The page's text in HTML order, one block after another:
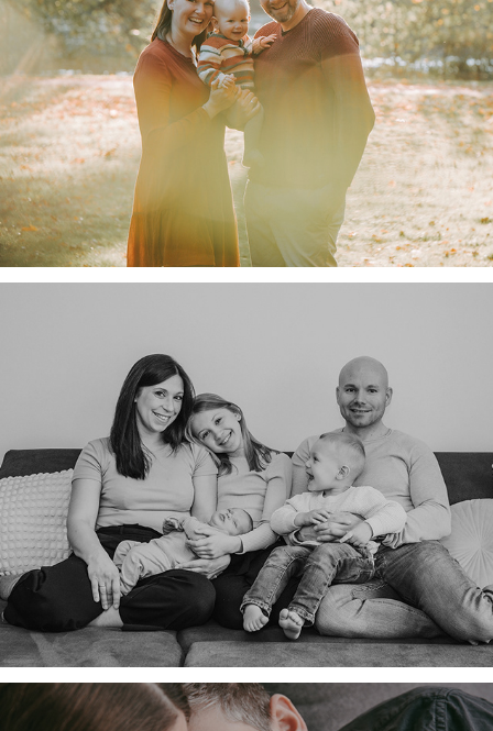
Nina, Benny und Ellie
Familie E.